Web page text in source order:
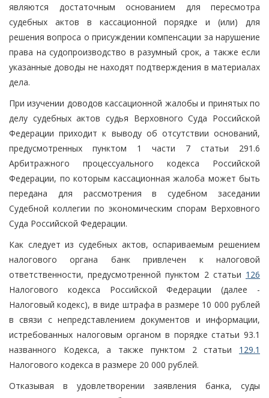
являются достаточным основанием для пересмотра
судебных актов в кассационной порядке и (или) для
решения вопроса о присуждении компенсации за нарушение
права на судопроизводство в разумный срок, а также если
указанные доводы не находят подтверждения в материалах
дела.
При изучении доводов кассационной жалобы и принятых по
делу судебных актов судья Верховного Суда Российской
Федерации приходит к выводу об отсутствии оснований,
предусмотренных пунктом 1 части 7 статьи 291.6
Арбитражного процессуального кодекса Российской
Федерации, по которым кассационная жалоба может быть
передана для рассмотрения в судебном заседании
Судебной коллегии по экономическим спорам Верховного
Суда Российской Федерации.
Как следует из судебных актов, оспариваемым решением
налогового органа банк привлечен к налоговой
ответственности, предусмотренной пунктом 2 статьи 126
Налогового кодекса Российской Федерации (далее -
Налоговый кодекс), в виде штрафа в размере 10 000 рублей
в связи с непредставлением документов и информации,
истребованных налоговым органом в порядке статьи 93.1
названного Кодекса, а также пунктом 2 статьи 129.1
Налогового кодекса в размере 20 000 рублей.
Отказывая в удовлетворении заявления банка, суды